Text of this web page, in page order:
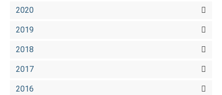
2020
2019
2018
2017
2016